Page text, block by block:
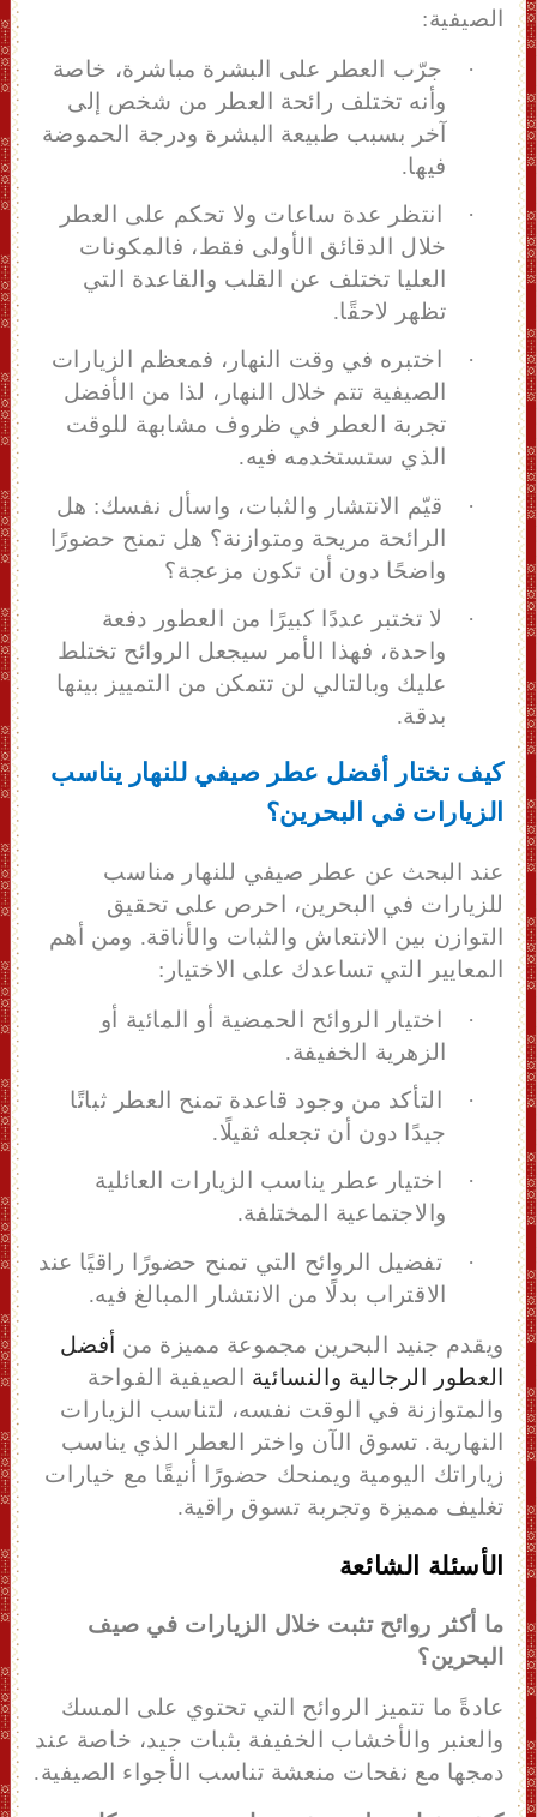
الصيفية:
·
جرّب العطر على البشرة مباشرة، خاصة
وأنه تختلف رائحة العطر من شخص إلى
آخر بسبب طبيعة البشرة ودرجة الحموضة
فيها.
·
انتظر عدة ساعات ولا تحكم على العطر
خلال الدقائق الأولى فقط، فالمكونات
العليا تختلف عن القلب والقاعدة التي
تظهر لاحقًا.
·
اختبره في وقت النهار ، فمعظم
الزيارات
الصيفية تتم خلال النهار، لذا من الأفضل
تجربة العطر في ظروف مشابهة للوقت
الذي ستستخدمه فيه.
·
قيّم الانتشار والثبات، واسأل نفسك: هل
الرائحة مريحة ومتوازنة؟ هل تمنح حضورًا
واضحًا دون أن تكون مزعجة؟
·
لا تختبر عددًا كبيرًا من العطور دفعة
واحدة، فهذا الأمر سيجعل الروائح تختلط
عليك وبالتالي لن تتمكن من التمييز بينها
بدقة.
كيف تختار أفضل عطر صيفي للنهار يناسب
الزيارات في البحرين؟
عند البحث عن عطر صيفي للنهار مناسب
للزيارات في البحرين، احرص على تحقيق
التوازن بين الانتعاش والثبات والأناقة. ومن أهم
المعايير التي تساعدك على الاختيار:
·
اختيار الروائح الحمضية أو المائية أو
الزهرية الخفيفة.
·
التأكد من وجود قاعدة تمنح العطر ثباتًا
جيدًا دون أن تجعله ثقيلًا.
·
اختيار عطر يناسب الزيارات العائلية
والاجتماعية المختلفة.
·
تفضيل الروائح التي تمنح حضورًا راقيًا عند
الاقتراب بدلًا من الانتشار المبالغ فيه.
ويقدم جنيد البحرين مجموعة مميزة من أفضل
العطور الرجالية والنسائية الصيفية الفواحة
والمتوازنة في الوقت نفسه، لتناسب الزيارات
النهارية. تسوق الآن واختر العطر الذي يناسب
زياراتك اليومية ويمنحك حضورًا أنيقًا مع خيارات
تغليف مميزة وتجربة تسوق راقية.
الأسئلة الشائعة
ما أكثر روائح تثبت خلال الزيارات في صيف
البحرين؟
عادةً ما تتميز الروائح التي تحتوي على المسك
والعنبر والأخشاب الخفيفة بثبات جيد، خاصة عند
دمجها مع نفحات منعشة تناسب الأجواء الصيفية.